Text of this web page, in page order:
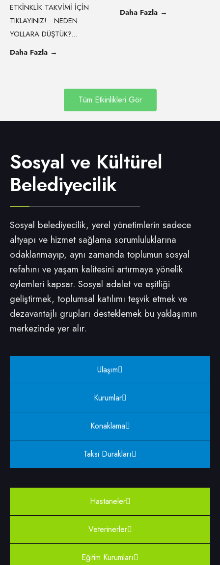
ETKİNKLİK TAKVİMİ İÇİN
TIKLAYINIZ! NEDEN
YOLLARA DÜŞTÜK?...
Daha Fazla →
Daha Fazla →
Tüm Etkinlikleri Gör
Sosyal ve Kültürel
Belediyecilik
Sosyal belediyecilik, yerel yönetimlerin sadece
altyapı ve hizmet sağlama sorumluluklarına
odaklanmayıp, aynı zamanda toplumun sosyal
refahını ve yaşam kalitesini artırmaya yönelik
eylemleri kapsar. Sosyal adalet ve eşitliği
geliştirmek, toplumsal katılımı teşvik etmek ve
dezavantajlı grupları desteklemek bu yaklaşımın
merkezinde yer alır.
Ulaşım
Kurumlar
Konaklama
Taksi Durakları
Hastaneler
Veterinerler
Eğitim Kurumları